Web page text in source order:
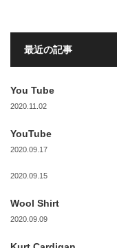
最近の記事
You Tube
2020.11.02
YouTube
2020.09.17
2020.09.15
Wool Shirt
2020.09.09